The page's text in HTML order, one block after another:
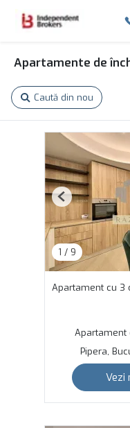
Apartamente de
Caută din nou
1 / 9
Previous
Apartament cu 3
Apartament
Pipera,
Vezi